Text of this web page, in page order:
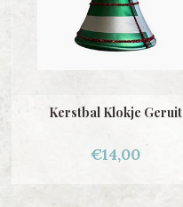
Kerstbal Klokje Geruit
€14,00